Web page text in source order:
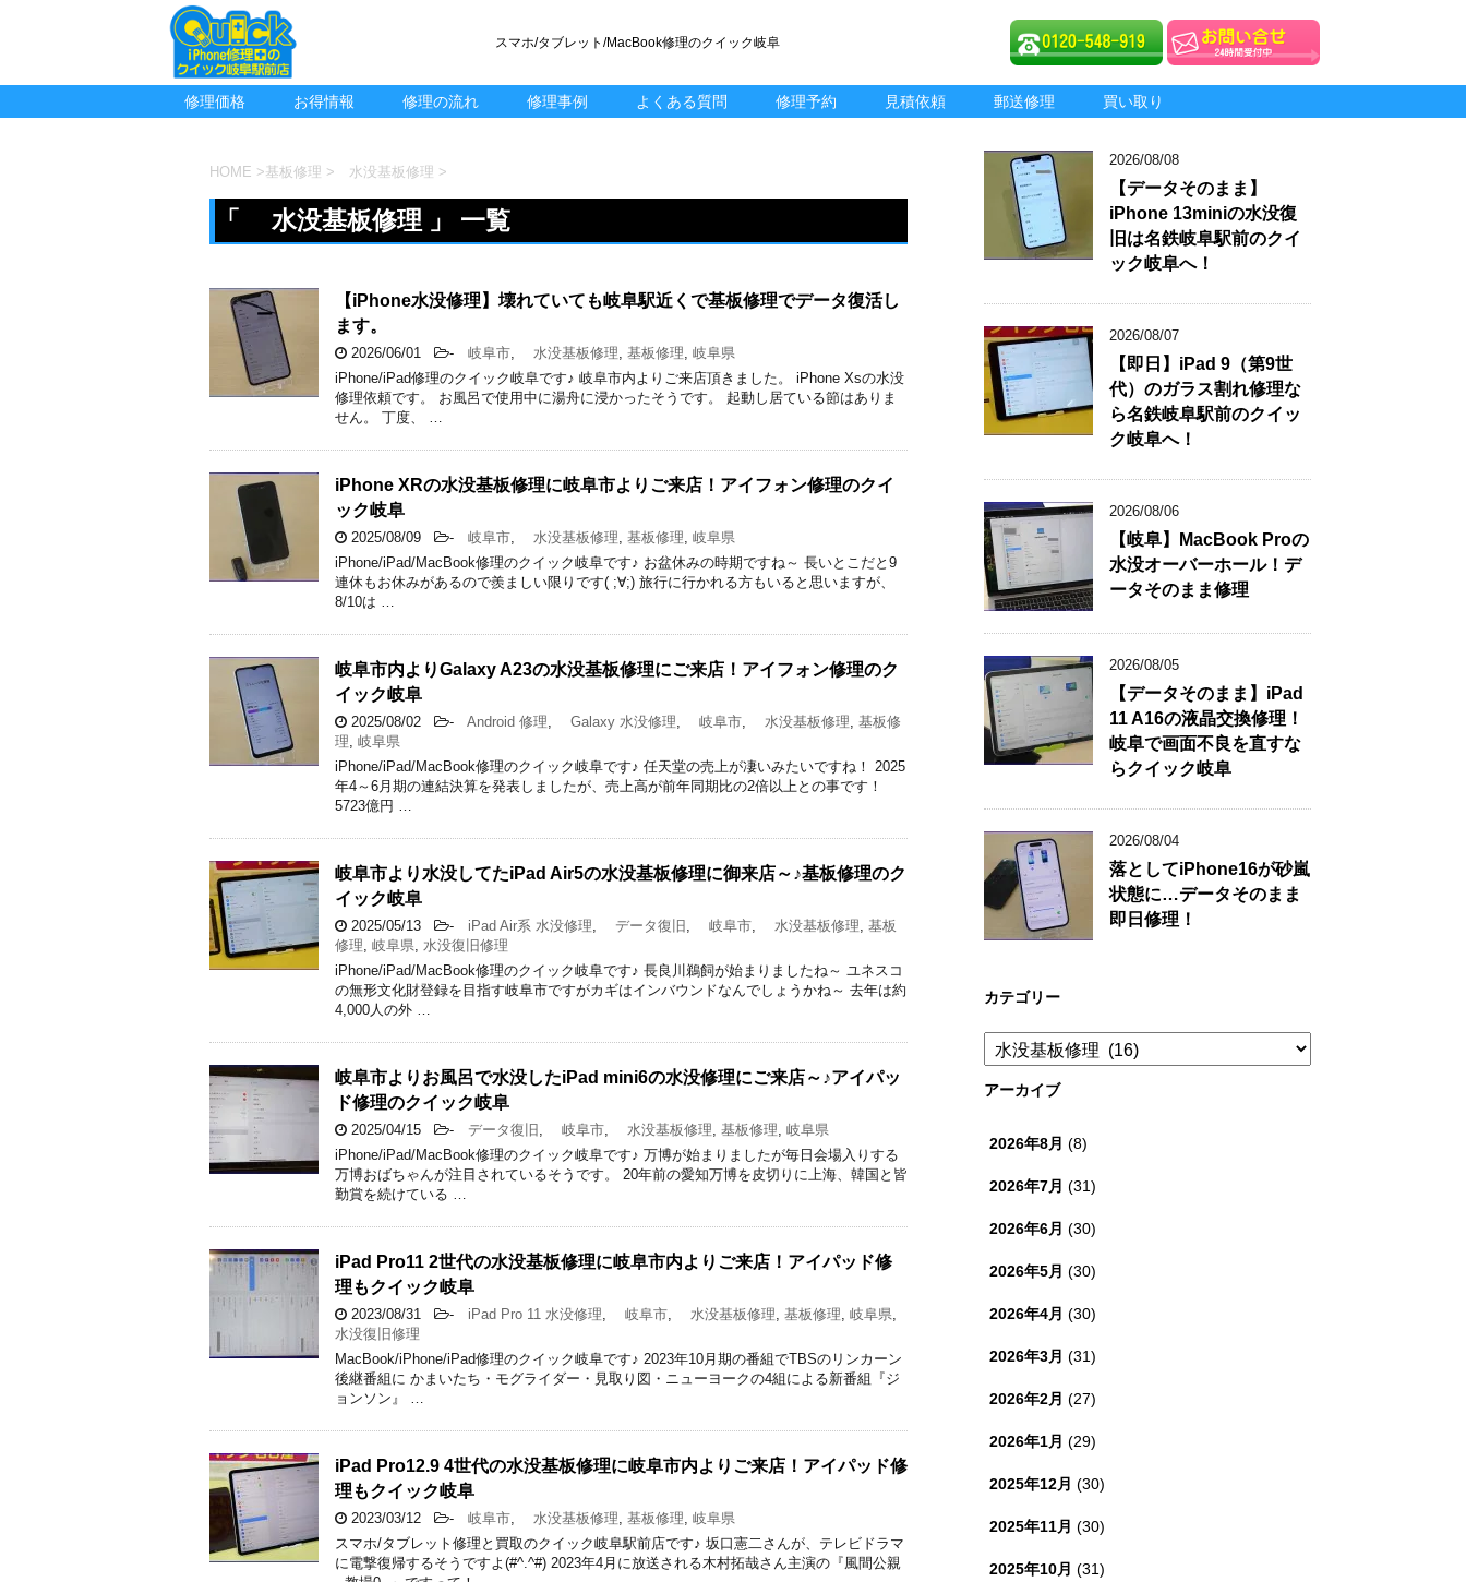
スマホ/タブレット/MacBook修理のクイック岐阜
修理価格 お得情報 修理の流れ 修理事例 よくある質問 修理予約 見積依頼 郵送修理 買い取り
HOME >基板修理 > 水没基板修理 >
「 水没基板修理 」 一覧
【iPhone水没修理】壊れていても岐阜駅近くで基板修理でデータ復活し
ます。
2026/06/01 - 岐阜市, 水没基板修理, 基板修理, 岐阜県
iPhone/iPad修理のクイック岐阜です♪ 岐阜市内よりご来店頂きました。 iPhone Xsの水没
修理依頼です。 お風呂で使用中に湯舟に浸かったそうです。 起動し居ている節はありま
せん。 丁度、 …
iPhone XRの水没基板修理に岐阜市よりご来店！アイフォン修理のクイ
ック岐阜
2025/08/09 - 岐阜市, 水没基板修理, 基板修理, 岐阜県
iPhone/iPad/MacBook修理のクイック岐阜です♪ お盆休みの時期ですね～ 長いとこだと9
連休もお休みがあるので羨ましい限りです( ;∀;) 旅行に行かれる方もいると思いますが、
8/10は …
岐阜市内よりGalaxy A23の水没基板修理にご来店！アイフォン修理のク
イック岐阜
2025/08/02 - Android 修理, Galaxy 水没修理, 岐阜市, 水没基板修理, 基板修
理, 岐阜県
iPhone/iPad/MacBook修理のクイック岐阜です♪ 任天堂の売上が凄いみたいですね！ 2025
年4～6月期の連結決算を発表しましたが、売上高が前年同期比の2倍以上との事です！
5723億円 …
岐阜市より水没してたiPad Air5の水没基板修理に御来店～♪基板修理のク
イック岐阜
2025/05/13 - iPad Air系 水没修理, データ復旧 , 岐阜市, 水没基板修理, 基板
修理, 岐阜県, 水没復旧修理
iPhone/iPad/MacBook修理のクイック岐阜です♪ 長良川鵜飼が始まりましたね～ ユネスコ
の無形文化財登録を目指す岐阜市ですがカギはインバウンドなんでしょうかね～ 去年は約
4,000人の外 …
岐阜市よりお風呂で水没したiPad mini6の水没修理にご来店～♪アイパッ
ド修理のクイック岐阜
2025/04/15 - データ復旧 , 岐阜市, 水没基板修理, 基板修理, 岐阜県
iPhone/iPad/MacBook修理のクイック岐阜です♪ 万博が始まりましたが毎日会場入りする
万博おばちゃんが注目されているそうです。 20年前の愛知万博を皮切りに上海、韓国と皆
勤賞を続けている …
iPad Pro11 2世代の水没基板修理に岐阜市内よりご来店！アイパッド修
理もクイック岐阜
2023/08/31 - iPad Pro 11 水没修理, 岐阜市, 水没基板修理, 基板修理, 岐阜県,
水没復旧修理
MacBook/iPhone/iPad修理のクイック岐阜です♪ 2023年10月期の番組でTBSのリンカーン
後継番組に かまいたち・モグライダー・見取り図・ニューヨークの4組による新番組『ジ
ョンソン』 …
iPad Pro12.9 4世代の水没基板修理に岐阜市内よりご来店！アイパッド修
理もクイック岐阜
2023/03/12 - 岐阜市, 水没基板修理, 基板修理, 岐阜県
スマホ/タブレット修理と買取のクイック岐阜駅前店です♪ 坂口憲二さんが、テレビドラマ
に電撃復帰するそうですよ(#^.^#) 2023年4月に放送される木村拓哉さん主演の『風間公親
2026/08/08
【データそのまま】
iPhone 13miniの水没復
旧は名鉄岐阜駅前のクイ
ック岐阜へ！
2026/08/07
【即日】iPad 9（第9世
代）のガラス割れ修理な
ら名鉄岐阜駅前のクイッ
ク岐阜へ！
2026/08/06
【岐阜】MacBook Proの
水没オーバーホール！デ
ータそのまま修理
2026/08/05
【データそのまま】iPad
11 A16の液晶交換修理！
岐阜で画面不良を直すな
らクイック岐阜
2026/08/04
落としてiPhone16が砂嵐
状態に…データそのまま
即日修理！
カテゴリー
テ
ゴ
アーカイブ
2026年8月 (8)
2026年7月 (31)
2026年6月 (30)
2026年5月 (30)
2026年4月 (30)
2026年3月 (31)
2026年2月 (27)
2026年1月 (29)
2025年12月 (30)
2025年11月 (30)
2025年10月 (31)